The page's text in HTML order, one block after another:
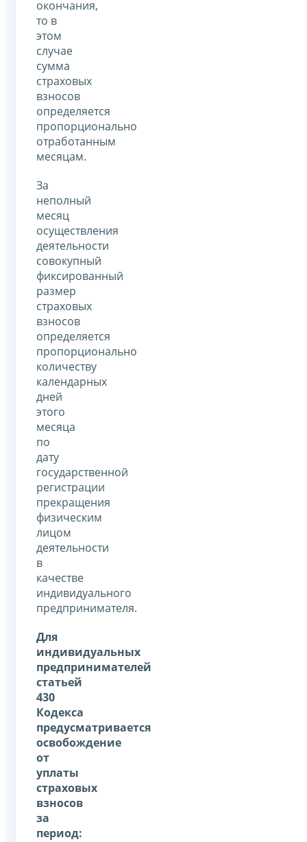
окончания,
то в
этом
случае
сумма
страховых
взносов
определяется
пропорционально
отработанным
месяцам.
За
неполный
месяц
осуществления
деятельности
совокупный
фиксированный
размер
страховых
взносов
определяется
пропорционально
количеству
календарных
дней
этого
месяца
по
дату
государственной
регистрации
прекращения
физическим
лицом
деятельности
в
качестве
индивидуального
предпринимателя.
Для
индивидуальных
предпринимателей
статьей
430
Кодекса
предусматривается
освобождение
от
уплаты
страховых
взносов
за
период: